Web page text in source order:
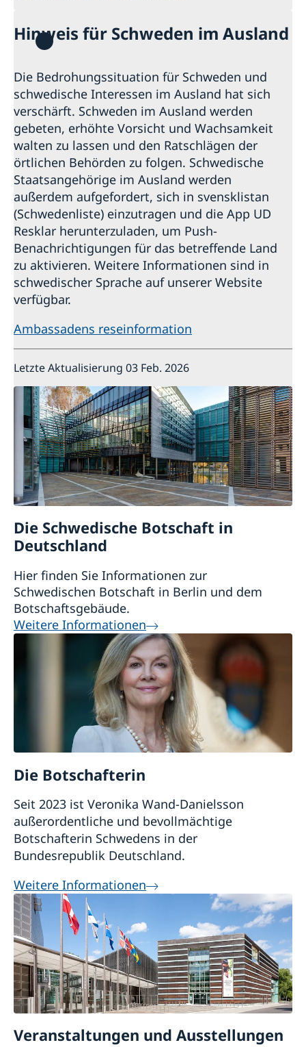
Hinweis für Schweden im Ausland
Die Bedrohungssituation für Schweden und
schwedische Interessen im Ausland hat sich
verschärft. Schweden im Ausland werden
gebeten, erhöhte Vorsicht und Wachsamkeit
walten zu lassen und den Ratschlägen der
örtlichen Behörden zu folgen. Schwedische
Staatsangehörige im Ausland werden
außerdem aufgefordert, sich in svensklistan
(Schwedenliste) einzutragen und die App UD
Resklar herunterzuladen, um Push-
Benachrichtigungen für das betreffende Land
zu aktivieren. Weitere Informationen sind in
schwedischer Sprache auf unserer Website
verfügbar.
Ambassadens reseinformation
Letzte Aktualisierung 03 Feb. 2026
Die Schwedische Botschaft in
Deutschland
Hier finden Sie Informationen zur
Schwedischen Botschaft in Berlin und dem
Botschaftsgebäude.
Weitere Informationen
Die Botschafterin
Seit 2023 ist Veronika Wand-Danielsson
außerordentliche und bevollmächtige
Botschafterin Schwedens in der
Bundesrepublik Deutschland.
Weitere Informationen
Veranstaltungen und Ausstellungen